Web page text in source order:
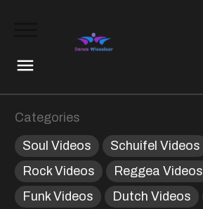
Categories
Soul Videos
Schuifel Videos
Rock Videos
Reggea Videos
Funk Videos
Dutch Videos